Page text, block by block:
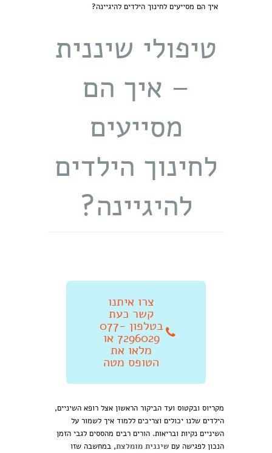
איך הם מסייעים לחינוך הילדים להיגיינה?
טיפולי שיננית
– איך הם
מסייעים
לחינוך הילדים
להיגיינה?
צרו איתנו
קשר כעת
בטלפון 077-
7296029 או
מלאו את
הטופס מטה
מקריוס ובקטוס ועד הביקור הראשון אצל רופא השיניים,
הילדים שלנו יכולים וצריכים ללמוד איך לשמור על
השיניים נקיות ובריאות. הורים רבים מהססים לגבי הזמן
הנכון לפגישה עם שיננית מומלצת, במחשבה שזו